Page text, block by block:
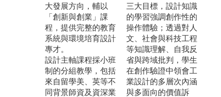
大發展方向，輔以
「創新與創業」課
程，提供完整的教育
系統與環境培育設計
專才。
設計主軸課程採小班
制的分組教學，包括
來自留學美、英等不
同背景師資及資深業
三大目標，設計知識
的學習強調創作性的
操作體驗；透過對人
文、社會與科技工程
等知識理解、自我反
省與跨域批判，學生
在創作驗證中領會工
業設計的多層次內涵
與多面向的價值訴